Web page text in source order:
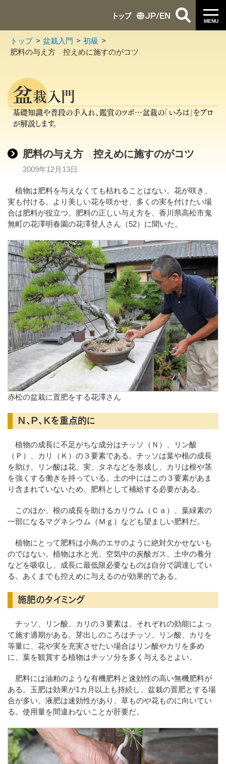
MENU
トップ JP/EN
トップ 盆栽入門
初級
肥料の与え方 控えめに施すのがコツ
盆栽入門
基礎知識や普段の手入れ、鑑賞のツボ…盆栽の「いろは」をプロ
が解説します。
肥料の与え方 控えめに施すのがコツ
2009年12月13日
植物は肥料を与えなくても枯れることはない。花が咲き、
実も付ける。より美しい花を咲かせ、多くの実を付けたい場
合は肥料が役立つ。肥料の正しい与え方を、香川県高松市鬼
無町の花澤明春園の花澤登人さん（52）に聞いた。
赤松の盆栽に置肥をする花澤さん
Ｎ、Ｐ、Ｋを重点的に
植物の成長に不足がちな成分はチッソ（Ｎ）、リン酸
（Ｐ）、カリ（Ｋ）の３要素である。チッソは葉や根の成長
を助け、リン酸は花、実、タネなどを形成し、カリは根や茎
を強くする働きを持っている。土の中にはこの３要素があま
り含まれていないため、肥料として補給する必要がある。
このほか、根の成長を助けるカリウム（Ｃａ）、葉緑素の
一部になるマグネシウム（Ｍｇ）なども望ましい肥料だ。
植物にとって肥料は小鳥のエサのように絶対欠かせないも
のではない。植物は水と光、空気中の炭酸ガス、土中の養分
などを吸収し、成長に最低限必要なものは自分で調達してい
る。あくまでも控えめに与えるのが効果的である。
施肥のタイミング
チッソ、リン酸、カリの３要素は、それぞれの効能によっ
て施す適期がある。芽出しのころはチッソ、リン酸、カリを
等量に、花や実を充実させたい場合はリン酸やカリを多め
に、葉を観賞する植物はチッソ分を多く与えるとよい。
肥料には油粕のような有機肥料と速効性の高い無機肥料が
ある。玉肥は効果が1カ月以上も持続し、盆栽の置肥とする場
合が多い。液肥は速効性があり、草ものや花ものに向いてい
る。使用量を間違わないことが肝要だ。